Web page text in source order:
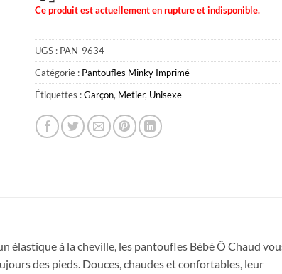
Ce produit est actuellement en rupture et indisponible.
UGS : PAN-9634
Catégorie : Pantoufles Minky Imprimé
Étiquettes :Garçon, Metier, Unisexe
élastique à la cheville, les pantoufles Bébé Ô Chaud
des pieds. Douces, chaudes et confortables, leur